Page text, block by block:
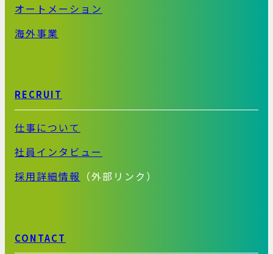
オートメーション
海外事業
RECRUIT
仕事について
社員インタビュー
採用詳細情報 （外部リンク）
CONTACT